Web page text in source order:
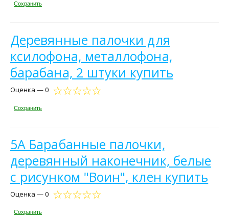
Сохранить
Деревянные палочки для
ксилофона, металлофона,
барабана, 2 штуки купить
Оценка — 0
Сохранить
5A Барабанные палочки,
деревянный наконечник, белые
с рисунком "Воин", клен купить
Оценка — 0
Сохранить